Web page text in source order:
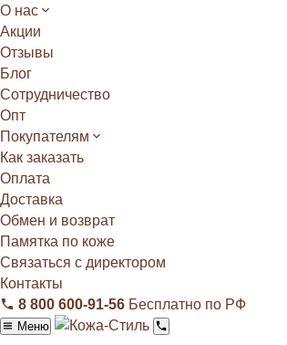
О нас
Акции
Отзывы
Блог
Сотрудничество
Опт
Покупателям
Как заказать
Оплата
Доставка
Обмен и возврат
Памятка по коже
Связаться с директором
Контакты
8 800 600‑91‑56 Бесплатно по РФ
Меню